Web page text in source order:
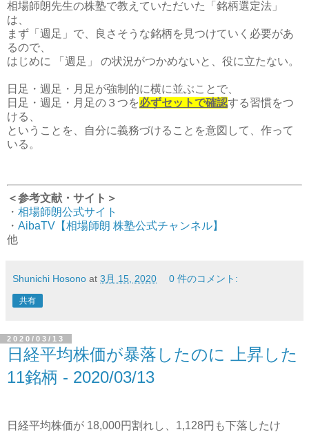
相場師朗先生の株塾で教えていただいた「銘柄選定法」
は、
まず「週足」で、良さそうな銘柄を見つけていく必要があ
るので、
はじめに 「週足」 の状況がつかめないと、役に立たない。
日足・週足・月足が強制的に横に並ぶことで、
日足・週足・月足の３つを必ずセットで確認する習慣をつ
ける、
ということを、自分に義務づけることを意図して、作って
いる。
＜参考文献・サイト＞
・ 相場師朗公式サイト
・ AibaTV【相場師朗 株塾公式チャンネル】
他
Shunichi Hosono at 3月 15, 2020 0 件のコメント:
共有
2020/03/13
日経平均株価が暴落したのに 上昇した
11銘柄 - 2020/03/13
日経平均株価が 18,000円割れし、1,128円も下落したけ